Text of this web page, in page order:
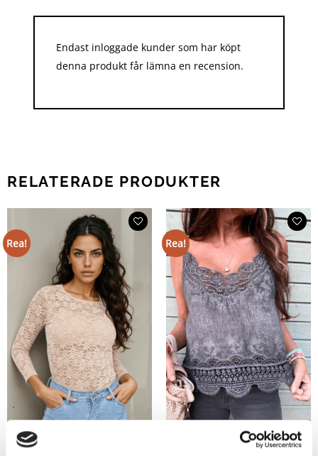
Endast inloggade kunder som har köpt
denna produkt får lämna en recension.
RELATERADE PRODUKTER
Rea!
Elles Stretchig Spetsbody Beige
Rea!
Sara Spetstopp Antracitgrå